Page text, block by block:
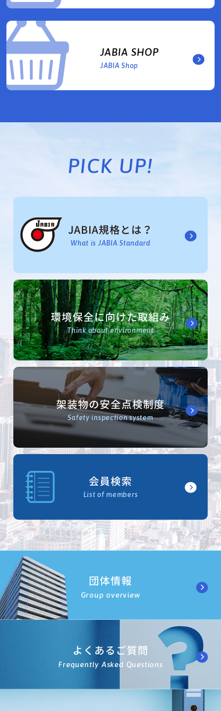
JABIA SHOP
JABIA Shop
PICK UP!
JABIA規格とは？
What is JABIA Standard
環境保全に向けた取組み
Think about environment
架装物の安全点検制度
Safety inspection system
会員検索
List of members
団体情報
Group overview
よくあるご質問
Frequently Asked Questions